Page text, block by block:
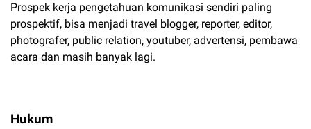
Prospek kerja pengetahuan komunikasi sendiri paling
prospektif, bisa menjadi travel blogger, reporter, editor,
photografer, public relation, youtuber, advertensi, pembawa
acara dan masih banyak lagi.
Hukum